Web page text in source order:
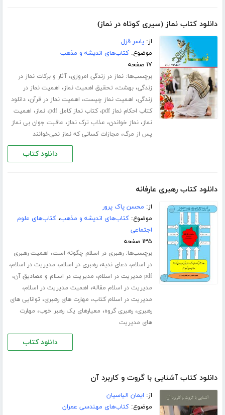
دانلود کتاب نماز (سیری کوتاه در نماز)
از:یاسر قزل
موضوع:کتاب‌های اندیشه و مذهب
۱۷ صفحه
برچسب‌ها:نماز در زندگی امروزی،آثار و برکات نماز در
زندگی،بهشت، تحقیق اهمیت نماز، اهمیت نماز در
زندگی، اهمیت نماز چیست، اهمیت نماز در قرآن،دانلود
کتاب احکام نماز pdf
،کتاب نماز کامل pdf ،نماز، اهمیت
نماز،نماز خواندن، عذاب ترک نماز، عاقبت جوان بی نماز
پس از مرگ، مجازات کسانی که نماز نمی‌خوانند
دانلود کتاب
دانلود کتاب رهبری عارفانه
از: محسن پاک پرور
موضوع:کتاب‌های اندیشه و مذهب،کتاب‌های علوم
اجتماعی
۱۳۵ صفحه
برچسب‌ها:رهبری در اسلام چگونه است، اهمیت رهبری
در اسلام،دعای ندبه،رهبری در اسلام، مدیریت در اسلام،
pdf مدیریت در اسلام ، مدیریت در اسلام و مصادیق آن،
مدیریت در اسلام مقاله، اهمیت مدیریت در اسلام،
مدیریت در اسلام کتاب، مهارت های رهبری، توانایی های
رهبری،رهبری گروه، معیارهای یک رهبر خوب، مهارت
های مدیریت
دانلود کتاب
دانلود کتاب آشنایی با گروت و کاربرد آن
از: ایمان الیاسیان
موضوع:کتاب‌های مهندسی عمران